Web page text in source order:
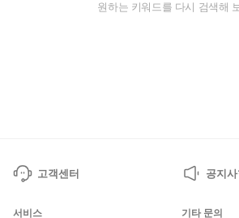
원하는 키워드를 다시 검색해
고객센터 공지
서비스 기타 문의